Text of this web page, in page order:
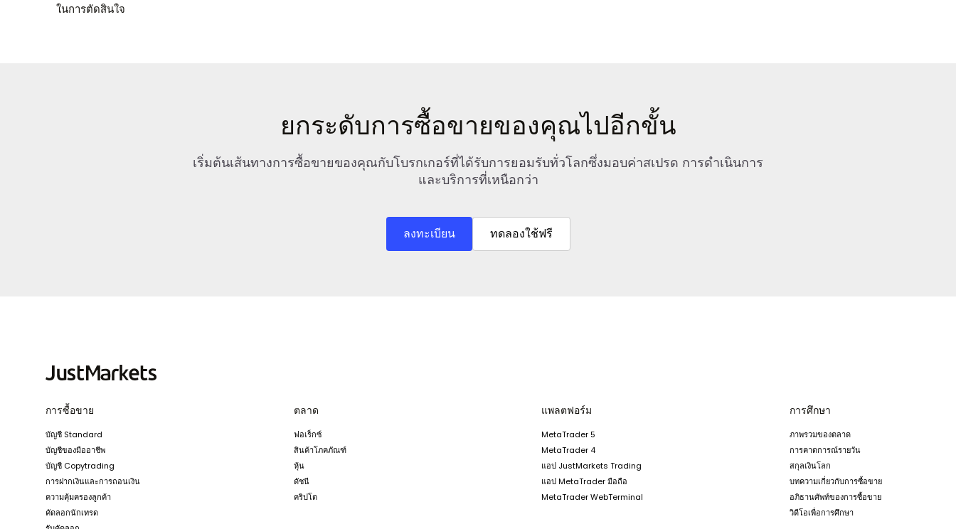
ในการตัดสินใจ
ยกระดับการซื้อขายของคุณไปอีกขั้น
เริ่มต้นเส้นทางการซื้อขายของคุณกับโบรกเกอร์ที่ได้รับการยอมรับทั่วโลกซึ่งมอบค่าสเปรด การดำเนินการ
และบริการที่เหนือกว่า
ลงทะเบียน ทดลองใช้ฟรี
การซื้อขาย
บัญชี Standard
บัญชีของมืออาชีพ
บัญชี Copytrading
การฝากเงินและการถอนเงิน
ความคุ้มครองลูกค้า
คัดลอกนักเทรด
ตลาด
ฟอเร็กซ์
สินค้าโภคภัณฑ์
หุ้น
ดัชนี
คริปโต
แพลตฟอร์ม
MetaTrader 5
MetaTrader 4
แอป JustMarkets Trading
แอป MetaTrader มือถือ
MetaTrader WebTerminal
การศึกษา
ภาพรวมของตลาด
การคาดการณ์รายวัน
สกุลเงินโลก
บทความเกี่ยวกับการซื้อขาย
อภิธานศัพท์ของการซื้อขาย
วิดีโอเพื่อการศึกษา